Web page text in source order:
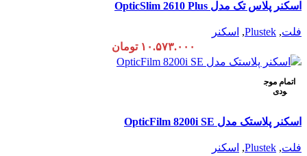
اسکنر پلاس تک مدل OpticSlim 2610 Plus
فلت,
Plustek
, اسکنر
۱۰.۵۷۳.۰۰۰ تومان
اتمام موج
ودی
اسکنر پلاستک مدل OpticFilm 8200i SE
فلت,
Plustek
, اسکنر